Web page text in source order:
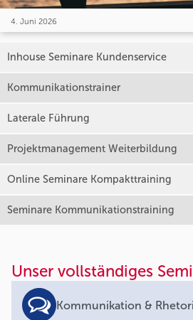
4. Juni 2026
Inhouse Seminare Kundenservice
Kommunikationstrainer
Laterale Führung
Projektmanagement Weiterbildung
Online Seminare Kompakttraining
Seminare Kommunikationstraining
Unser vollständiges
Kommunikation &